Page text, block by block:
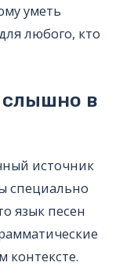
уметь
любого, кто
слышно в
источник
специально
язык песен
контексте.